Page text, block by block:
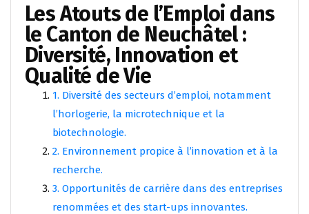
Les Atouts de l’Emploi dans
le Canton de Neuchâtel :
Diversité, Innovation et
Qualité de Vie
1. Diversité des secteurs d’emploi, notamment
l’horlogerie, la microtechnique et la
biotechnologie.
2. Environnement propice à l’innovation et à la
recherche.
3. Opportunités de carrière dans des entreprises
renommées et des start-ups innovantes.